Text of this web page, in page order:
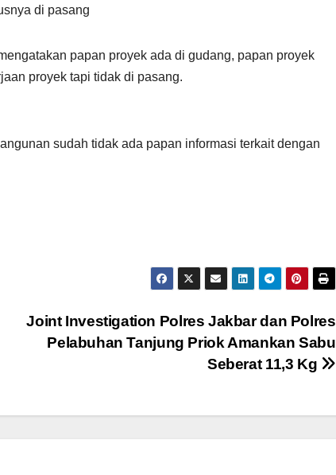
di pasang
papan proyek ada di gudang, papan proyek
proyek tapi tidak di pasang.
sudah tidak ada papan informasi terkait dengan
Joint Investigation Polres Jakbar dan Polres
Pelabuhan Tanjung Priok Amankan Sabu
Seberat 11,3 Kg